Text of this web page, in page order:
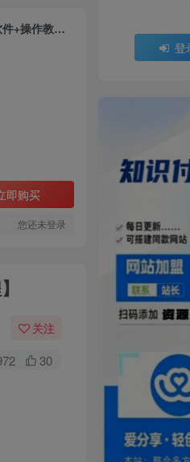
外面收费299的怀旧QQ直播视频直播间搭建，直播当天基本就能见收益【软件+操作教程】
即购买
您还未登录
关注
30
登